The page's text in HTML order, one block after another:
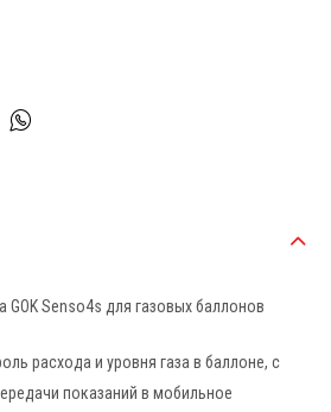
GOK Senso4s для газовых баллонов
расхода и уровня газа в баллоне, с
показаний в мобильное